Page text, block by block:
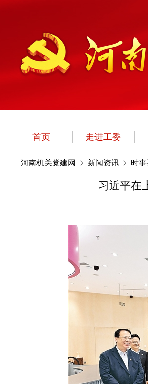
首页 走进工委
河南机关党建网 新闻资讯 时事
习近平在